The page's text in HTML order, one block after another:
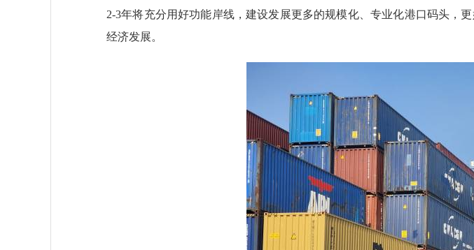
2-3年将充分用好功能岸线，建设发展更多的规模化、专业化港口码头，
经济发展。